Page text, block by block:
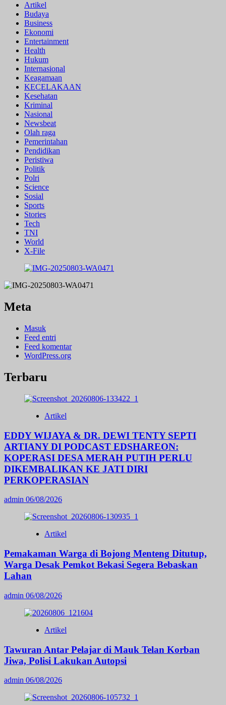
Artikel
Budaya
Business
Ekonomi
Entertainment
Health
Hukum
Internasional
Keagamaan
KECELAKAAN
Kesehatan
Kriminal
Nasional
Newsbeat
Olah raga
Pemerintahan
Pendidikan
Peristiwa
Politik
Polri
Science
Sosial
Sports
Stories
Tech
TNI
World
X-File
Meta
Masuk
Feed entri
Feed komentar
WordPress.org
Terbaru
Artikel
EDDY WIJAYA & DR. DEWI TENTY SEPTI
ARTIANY DI PODCAST EDSHAREON:
KOPERASI DESA MERAH PUTIH PERLU
DIKEMBALIKAN KE JATI DIRI
PERKOPERASIAN
admin 06/08/2026
Artikel
Pemakaman Warga di Bojong Menteng Ditutup,
Warga Desak Pemkot Bekasi Segera Bebaskan
Lahan
admin 06/08/2026
Artikel
Tawuran Antar Pelajar di Mauk Telan Korban
Jiwa, Polisi Lakukan Autopsi
admin 06/08/2026